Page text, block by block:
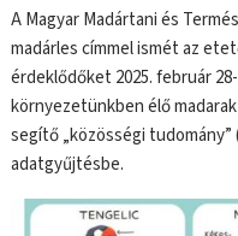
A Magyar Madártani és
madárles címmel ismét az
érdeklődőket 2025. február
környezetünkben élő
segítő „közösségi
adatgyűjtésbe.